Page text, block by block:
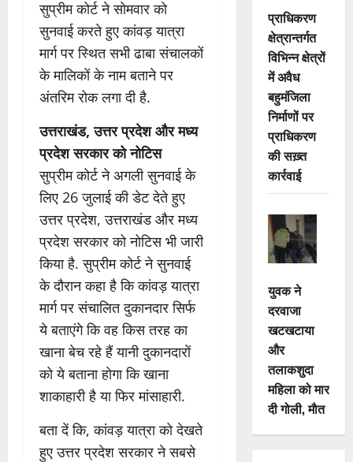
सुप्रीम कोर्ट ने सोमवार को
सुनवाई करते हुए कांवड़ यात्रा
मार्ग पर स्थित सभी ढाबा संचालकों
के मालिकों के नाम बताने पर
अंतरिम रोक लगा दी है.
उत्तराखंड, उत्तर प्रदेश और मध्य
प्रदेश सरकार को नोटिस
सुप्रीम कोर्ट ने अगली सुनवाई के
लिए 26 जुलाई की डेट देते हुए
उत्तर प्रदेश, उत्तराखंड और मध्य
प्रदेश सरकार को नोटिस भी जारी
किया है. सुप्रीम कोर्ट ने सुनवाई
के दौरान कहा है कि कांवड़ यात्रा
मार्ग पर संचालित दुकानदार सिर्फ
ये बताएंगे कि वह किस तरह का
खाना बेच रहे हैं यानी दुकानदारों
को ये बताना होगा कि खाना
शाकाहारी है या फिर मांसाहारी.
बता दें कि, कांवड़ यात्रा को देखते
हुए उत्तर प्रदेश सरकार ने सबसे
प्राधिकरण
क्षेत्रान्तर्गत
विभिन्न क्षेत्रों
में अवैध
बहुमंजिला
निर्माणों पर
प्राधिकरण
की सख़्त
कार्रवाई
युवक ने
दरवाजा
खटखटाया
और
तलाकशुदा
महिला को मार
दी गोली, माैत